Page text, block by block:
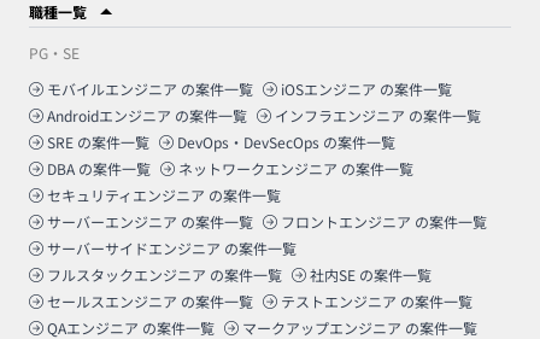
職種一覧
PG・SE
モバイルエンジニア の案件一覧 iOSエンジニア の案件一覧
Androidエンジニア の案件一覧 インフラエンジニア の案件一覧
SRE の案件一覧 DevOps・DevSecOps の案件一覧
DBA の案件一覧 ネットワークエンジニア の案件一覧
セキュリティエンジニア の案件一覧
サーバーエンジニア の案件一覧 フロントエンジニア の案件一覧
サーバーサイドエンジニア の案件一覧
フルスタックエンジニア の案件一覧 社内SE の案件一覧
セールスエンジニア の案件一覧 テストエンジニア の案件一覧
QAエンジニア の案件一覧 マークアップエンジニア の案件一覧